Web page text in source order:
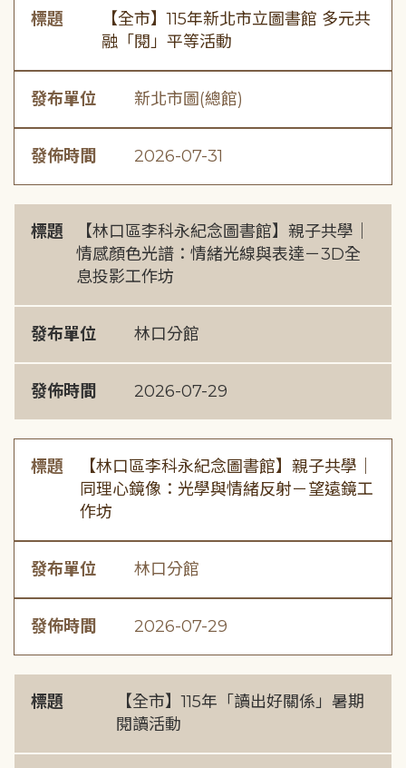
標題
【全市】115年新北市立圖書館 多元共
融「閱」平等活動
發布單位 新北市圖(總館)
發佈時間 2026-07-31
標題
【林口區李科永紀念圖書館】親子共學｜
情感顏色光譜：情緒光線與表達－3D全
息投影工作坊
發布單位 林口分館
發佈時間 2026-07-29
標題
【林口區李科永紀念圖書館】親子共學｜
同理心鏡像：光學與情緒反射－望遠鏡工
作坊
發布單位 林口分館
發佈時間 2026-07-29
標題
【全市】115年「讀出好關係」暑期
閱讀活動